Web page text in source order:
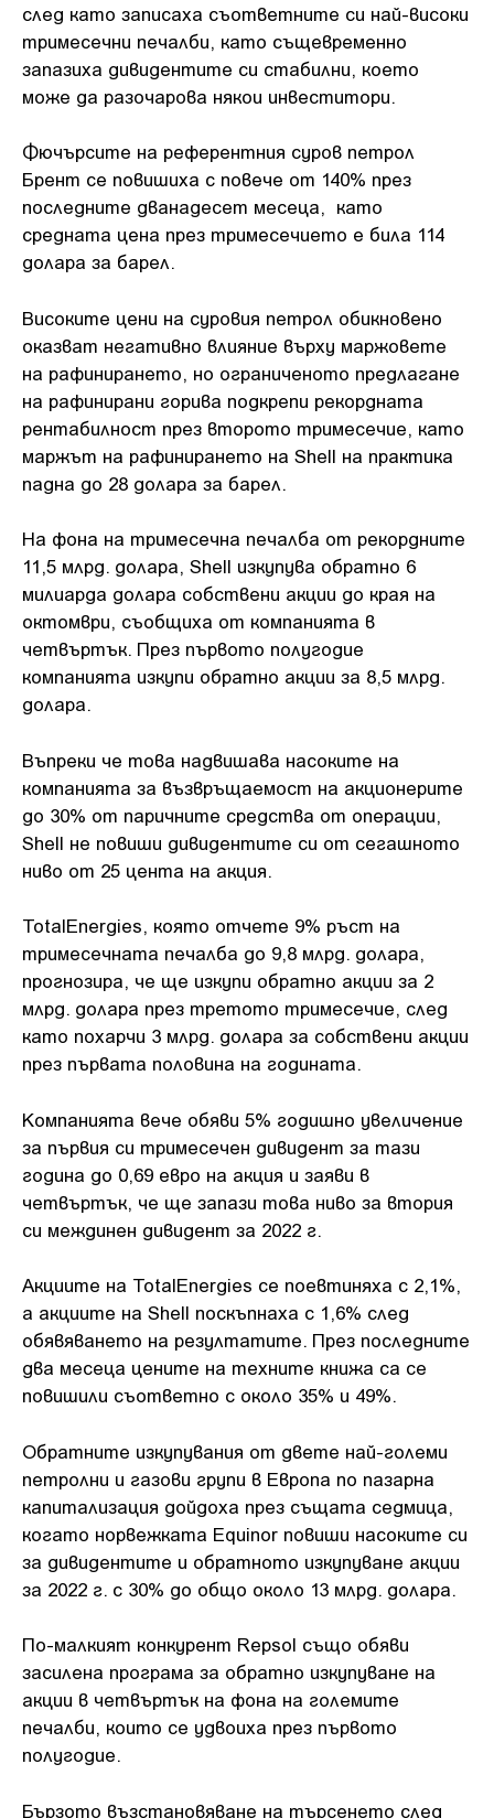
след като записаха съответните си най-високи
тримесечни печалби, като същевременно
запазиха дивидентите си стабилни, което
може да разочарова някои инвеститори.
Фючърсите на референтния суров петрол
Брент се повишиха с повече от 140% през
последните дванадесет месеца, като
средната цена през тримесечието е била 114
долара за барел.
Високите цени на суровия петрол обикновено
оказват негативно влияние върху маржовете
на рафинирането, но ограниченото предлагане
на рафинирани горива подкрепи рекордната
рентабилност през второто тримесечие, като
маржът на рафинирането на Shell на практика
падна до 28 долара за барел.
На фона на тримесечна печалба от рекордните
11,5 млрд. долара, Shell изкупува обратно 6
милиарда долара собствени акции до края на
октомври, съобщиха от компанията в
четвъртък. През първото полугодие
компанията изкупи обратно акции за 8,5 млрд.
долара.
Въпреки че това надвишава насоките на
компанията за възвръщаемост на акционерите
до 30% от паричните средства от операции,
Shell не повиши дивидентите си от сегашното
ниво от 25 цента на акция.
TotalEnergies, която отчете 9% ръст на
тримесечната печалба до 9,8 млрд. долара,
прогнозира, че ще изкупи обратно акции за 2
млрд. долара през третото тримесечие, след
като похарчи 3 млрд. долара за собствени акции
през първата половина на годината.
Компанията вече обяви 5% годишно увеличение
за първия си тримесечен дивидент за тази
година до 0,69 евро на акция и заяви в
четвъртък, че ще запази това ниво за втория
си междинен дивидент за 2022 г.
Акциите на TotalEnergies се поевтиняха с 2,1%,
а акциите на Shell поскъпнаха с 1,6% след
обявяването на резултатите. През последните
два месеца цените на техните книжа са се
повишили съответно с около 35% и 49%.
Обратните изкупувания от двете най-големи
петролни и газови групи в Европа по пазарна
капитализация дойдоха през същата седмица,
когато норвежката Equinor повиши насоките си
за дивидентите и обратното изкупуване акции
за 2022 г. с 30% до общо около 13 млрд. долара.
По-малкият конкурент Repsol също обяви
засилена програма за обратно изкупуване на
акции в четвъртък на фона на големите
печалби, които се удвоиха през първото
полугодие.
Бързото възстановяване на търсенето след